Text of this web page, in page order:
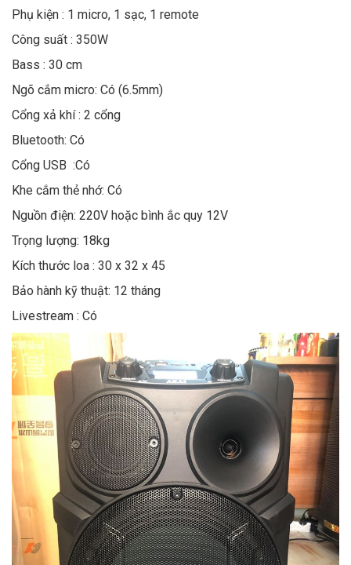
Phụ kiện : 1 micro, 1 sạc, 1 remote
Công suất : 350W
Bass : 30 cm
Ngõ cắm micro: Có (6.5mm)
Cổng xả khí : 2 cổng
Bluetooth: Có
Cổng USB :Có
Khe cắm thẻ nhớ: Có
Nguồn điện: 220V hoặc bình ắc quy 12V
Trọng lượng: 18kg
Kích thước loa : 30 x 32 x 45
Bảo hành kỹ thuật: 12 tháng
Livestream : Có